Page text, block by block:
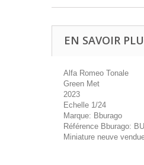
EN SAVOIR
Alfa Romeo Tonale
Green Met
2023
Echelle 1/24
Marque: Bburago
Référence Bburago:
Miniature neuve